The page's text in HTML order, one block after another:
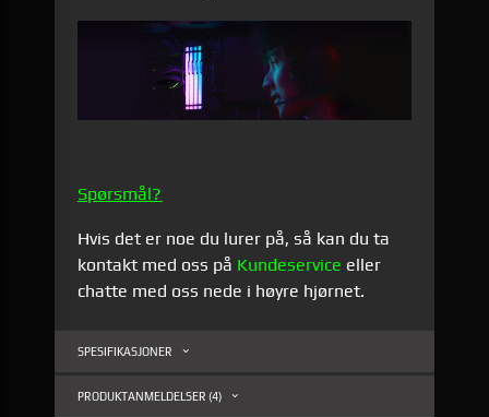
Spørsmål?
Hvis det er noe du lurer på, så kan du ta
kontakt med oss på Kundeservice eller
chatte med oss nede i høyre hjørnet.
SPESIFIKASJONER
PRODUKTANMELDELSER (4)